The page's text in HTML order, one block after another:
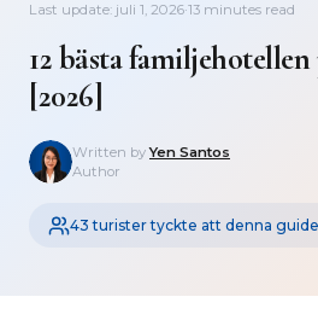
Last update: juli 1, 2026·13 minutes read
12 bästa
[2026]
Written byYen Santos
Author
43 turister tyckte att denna